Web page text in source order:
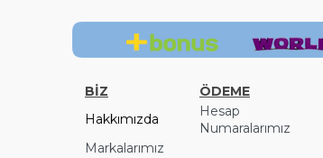
BİZ ÖDEME
Hakkımızda
Hesap
Numaralarımız
Markalarımız